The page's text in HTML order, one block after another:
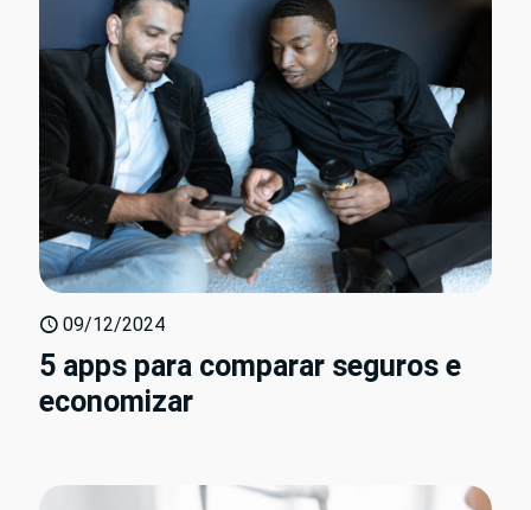
09/12/2024
5 apps para comparar seguros e
economizar